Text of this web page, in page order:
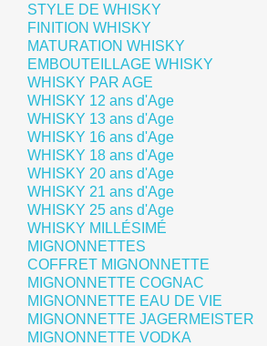
STYLE DE WHISKY
FINITION WHISKY
MATURATION WHISKY
EMBOUTEILLAGE WHISKY
WHISKY PAR AGE
WHISKY 12 ans d'Age
WHISKY 13 ans d'Age
WHISKY 16 ans d'Age
WHISKY 18 ans d'Age
WHISKY 20 ans d'Age
WHISKY 21 ans d'Age
WHISKY 25 ans d'Age
WHISKY MILLÉSIMÉ
MIGNONNETTES
COFFRET MIGNONNETTE
MIGNONNETTE COGNAC
MIGNONNETTE EAU DE VIE
MIGNONNETTE JAGERMEISTER
MIGNONNETTE VODKA